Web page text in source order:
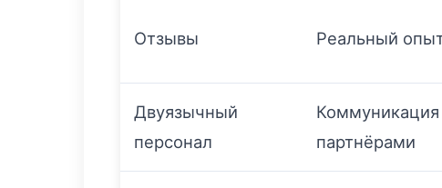
Отзывы Реальный
Двуязычный
персонал
партнёрами